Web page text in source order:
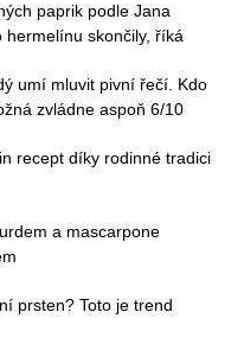
paprik podle Jana
hermelínu skončily, říká
umí mluvit pivní řečí. Kdo
zvládne aspoň 6/10
recept díky rodinné tradici
a mascarpone
prsten? Toto je trend